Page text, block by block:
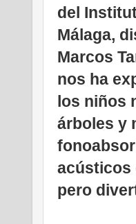
del
Málaga,
Marcos
nos ha
los niños
árboles y
acústicos
pero